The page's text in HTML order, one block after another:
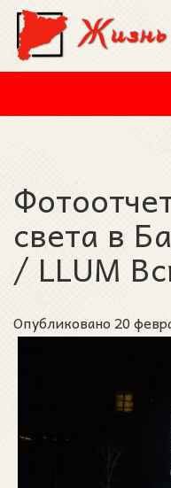
Перейти к основному
света в
/ LLUM
Опубликовано 20